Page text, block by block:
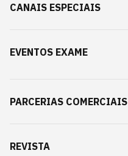
CANAIS ESPECIAIS
EVENTOS EXAME
PARCERIAS COMERCIAIS
REVISTA